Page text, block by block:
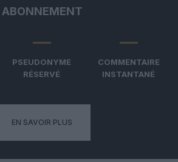
ABONNEMENT
PSEUDONYME
RÉSERVÉ
COMMENTAIRE
INSTANTANÉ
EN SAVOIR PLUS